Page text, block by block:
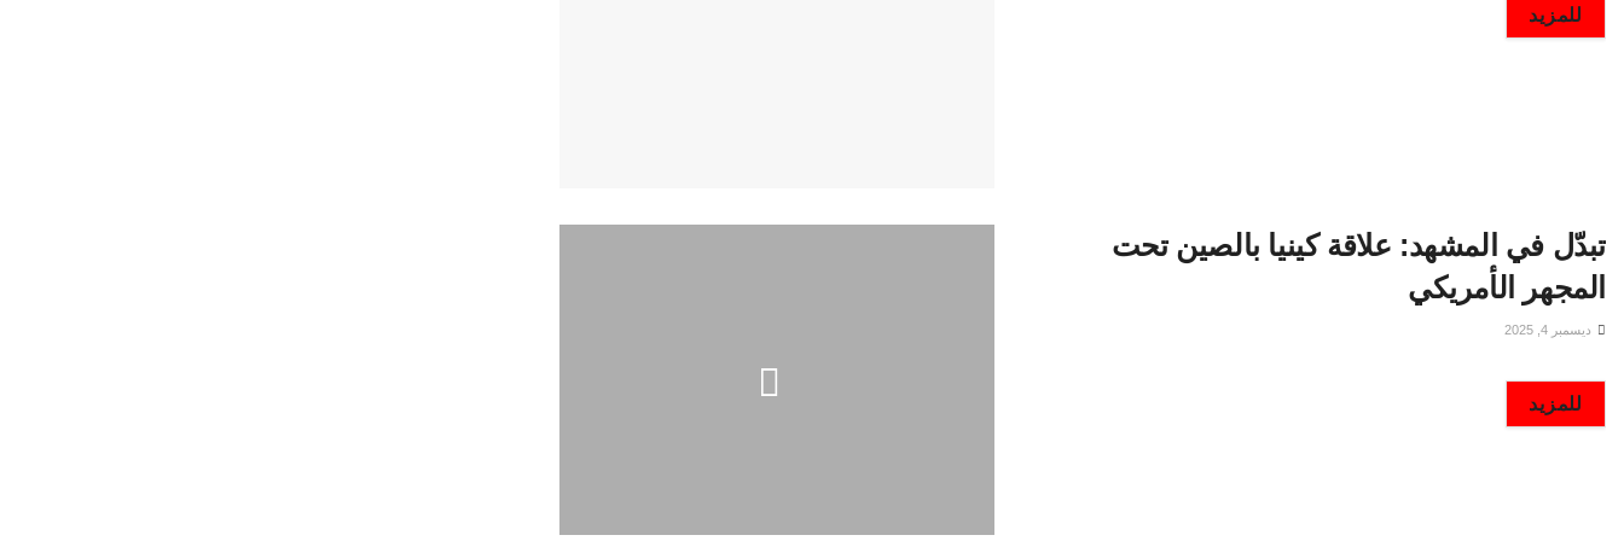
للمزيد
تبدّل في المشهد: علاقة كينيا بالصين تحت
المجهر الأمريكي
ديسمبر 4, 2025
للمزيد